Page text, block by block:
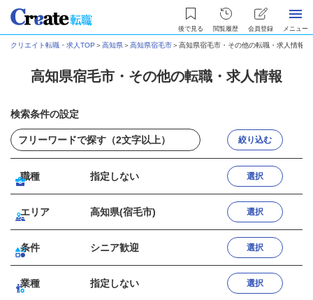
後で見る 閲覧履歴 会員登録 メニュー
クリエイト転職・求人TOP ＞高知県＞高知県宿毛市＞高知県宿毛市・その他の転職・求人情報
高知県宿毛市・その他の転職・求人情報
検索条件の設定
絞り込む
職種 指定しない 選択
エリア 高知県(宿毛市) 選択
条件 シニア歓迎 選択
業種 指定しない 選択